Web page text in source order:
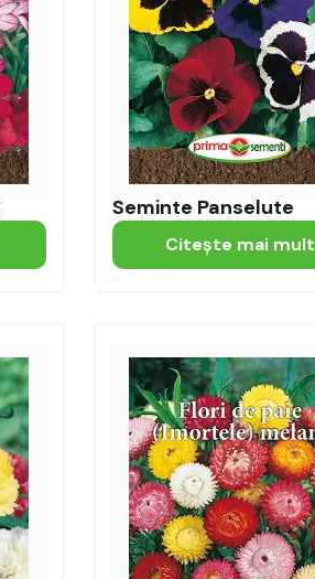
Seminte Panselute
Citeşte mai mult